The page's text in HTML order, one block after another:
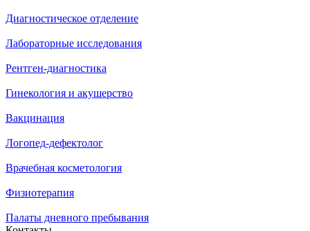
Диагностическое отделение
Лабораторные исследования
Рентген-диагностика
Гинекология и акушерство
Вакцинация
Логопед-дефектолог
Врачебная косметология
Физиотерапия
Палаты дневного пребывания